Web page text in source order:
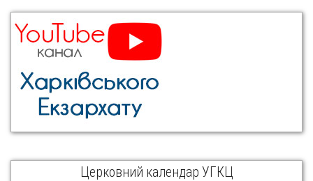
Церковний календар УГКЦ